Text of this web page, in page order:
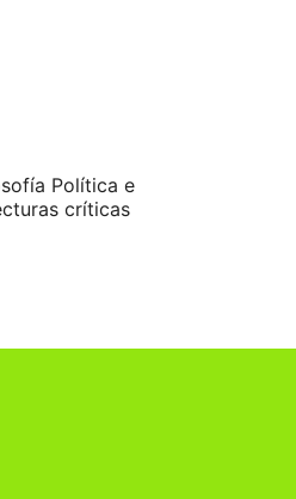
Política e
críticas